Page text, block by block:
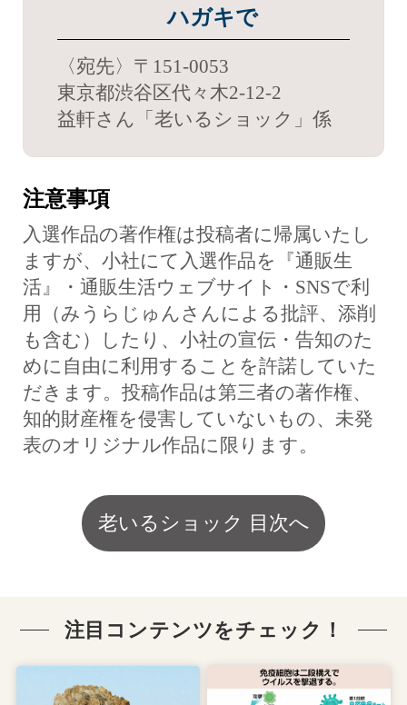
ハガキで
〈宛先〉〒151-0053
東京都渋谷区代々木2-12-2
益軒さん「老いるショック」係
注意事項
入選作品の著作権は投稿者に帰属いたし
ますが、小社にて入選作品を『通販生
活』・通販生活ウェブサイト・SNSで利
用（みうらじゅんさんによる批評、添削
も含む）したり、小社の宣伝・告知のた
めに自由に利用することを許諾していた
だきます。投稿作品は第三者の著作権、
知的財産権を侵害していないもの、未発
表のオリジナル作品に限ります。
老いるショック 目次へ
注目コンテンツをチェック！